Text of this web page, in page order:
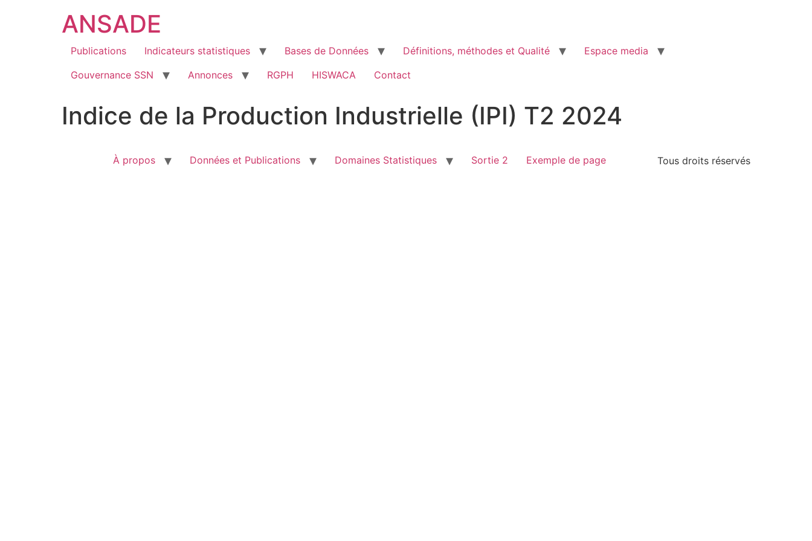
ANSADE
Publications Indicateurs statistiques Bases de Données Définitions, méthodes et Qualité
Espace media
Gouvernance SSN
Annonces RGPH HISWACA Contact
Indice de la Production Industrielle (IPI) T2 2024
À propos Données et Publications Domaines Statistiques Sortie 2 Exemple de page Tous droits réservés